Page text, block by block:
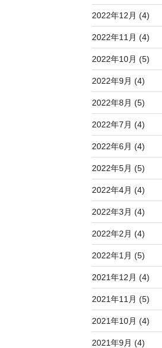
2022年12月 (4)
2022年11月 (4)
2022年10月 (5)
2022年9月 (4)
2022年8月 (5)
2022年7月 (4)
2022年6月 (4)
2022年5月 (5)
2022年4月 (4)
2022年3月 (4)
2022年2月 (4)
2022年1月 (5)
2021年12月 (4)
2021年11月 (5)
2021年10月 (4)
2021年9月 (4)